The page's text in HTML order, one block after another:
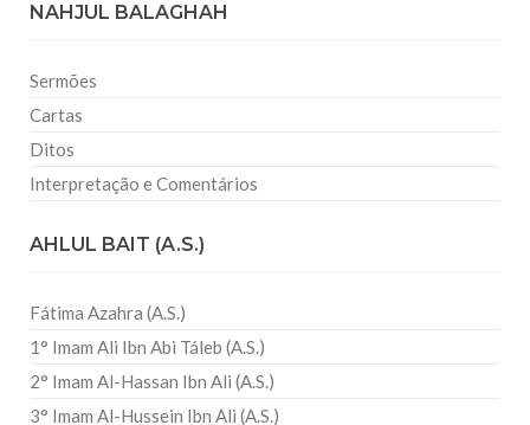
NAHJUL BALAGHAH
Sermões
Cartas
Ditos
Interpretação e Comentários
AHLUL BAIT (A.S.)
Fátima Azahra (A.S.)
1° Imam Ali Ibn Abi Táleb (A.S.)
2° Imam Al-Hassan Ibn Ali (A.S.)
3° Imam Al-Hussein Ibn Ali (A.S.)